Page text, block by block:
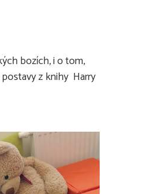
bozích, i o tom,
z knihy Harry